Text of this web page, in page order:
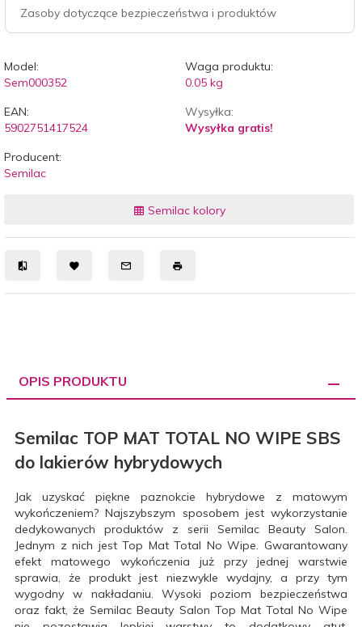
Zasoby dotyczące bezpieczeństwa i produktów
Model:
Sem000352
Waga produktu:
0.05 kg
EAN:
5902751417524
Wysyłka:
Wysyłka gratis!
Producent:
Semilac
Semilac kolory
OPIS PRODUKTU
Semilac TOP MAT TOTAL NO WIPE SBS
do lakierów hybrydowych
Jak uzyskać piękne paznokcie hybrydowe z matowym
wykończeniem? Najszybszym sposobem jest wykorzystanie
dedykowanych produktów z serii Semilac Beauty Salon.
Jednym z nich jest Top Mat Total No Wipe. Gwarantowany
efekt matowego wykończenia już przy jednej warstwie
sprawia, że produkt jest niezwykle wydajny, a przy tym
wygodny w nakładaniu. Wysoki poziom bezpieczeństwa
oraz fakt, że Semilac Beauty Salon Top Mat Total No Wipe